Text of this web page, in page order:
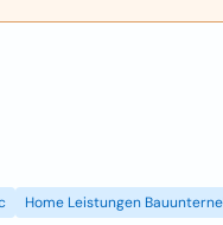
Home Leistungen